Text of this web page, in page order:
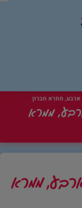
ממרא חברון
ממרא
ממרא